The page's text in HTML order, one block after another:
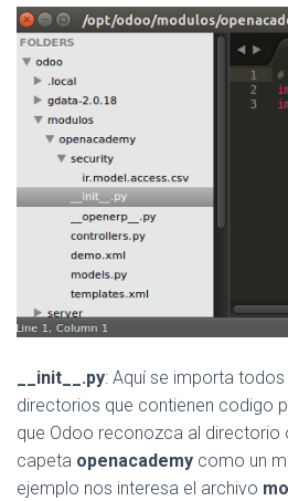
__init__.py: Aquí se importa
directorios que contienen codigo
que Odoo reconozca al directorio
capeta openacademy como un
ejemplo nos interesa el archivo